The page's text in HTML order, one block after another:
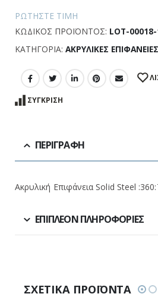
ΡΩΤΉΣΤΕ ΤΙΜΉ
ΚΩΔΙΚΌΣ ΠΡΟΪΌΝΤΟΣ: LOT-00018-
ΚΑΤΗΓΟΡΊΑ: ΑΚΡΥΛΙΚΈΣ ΕΠΙΦΆΝΕΙΕΣ
ΣΎΓΚΡΙΣΗ
ΠΕΡΙΓΡΑΦΉ
Ακρυλική Επιφάνεια Solid Steel
ΕΠΙΠΛΈΟΝ ΠΛΗΡΟΦΟΡΊΕΣ
ΣΧΕΤΙΚΆ ΠΡΟΪΌΝΤΑ